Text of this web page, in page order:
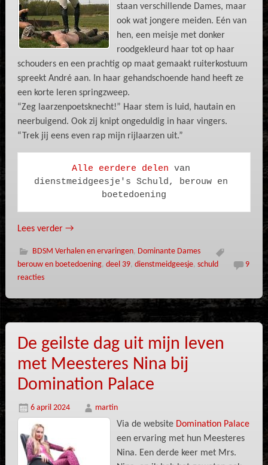
staan verschillende Dames, maar
ook wat jongere meiden. Eén van
hen, een meisje met donker
roodgekleurd haar tot op haar
schouders en een prachtig op maat gemaakt ruiterkostuum
spreekt André aan. In haar gehandschoende hand heeft ze
een korte leren springzweep.
“Zeg laarzenpoetsknecht!” Haar stem is luid, hautain en
neerbuigend. Ook zij knipt ongeduldig in haar vingers.
“Trek jij eens even rap mijn rijlaarzen uit.”
Alle eerdere delen van
dienstmeidgeesje's Schuld, berouw en
boetedoening
Lees verder →
BDSM Verhalen en ervaringen, Dominante Dames
berouw en boetedoening, deel 39, dienstmeidgeesje, schuld
9
reacties
De geilste dag uit mijn leven
met Meesteres Nina bij
Domination Palace
6 april 2024 martin
Via de website Domination Palace
een ervaring met hun Meesteres
Nina. Een derde keer met Mrs.